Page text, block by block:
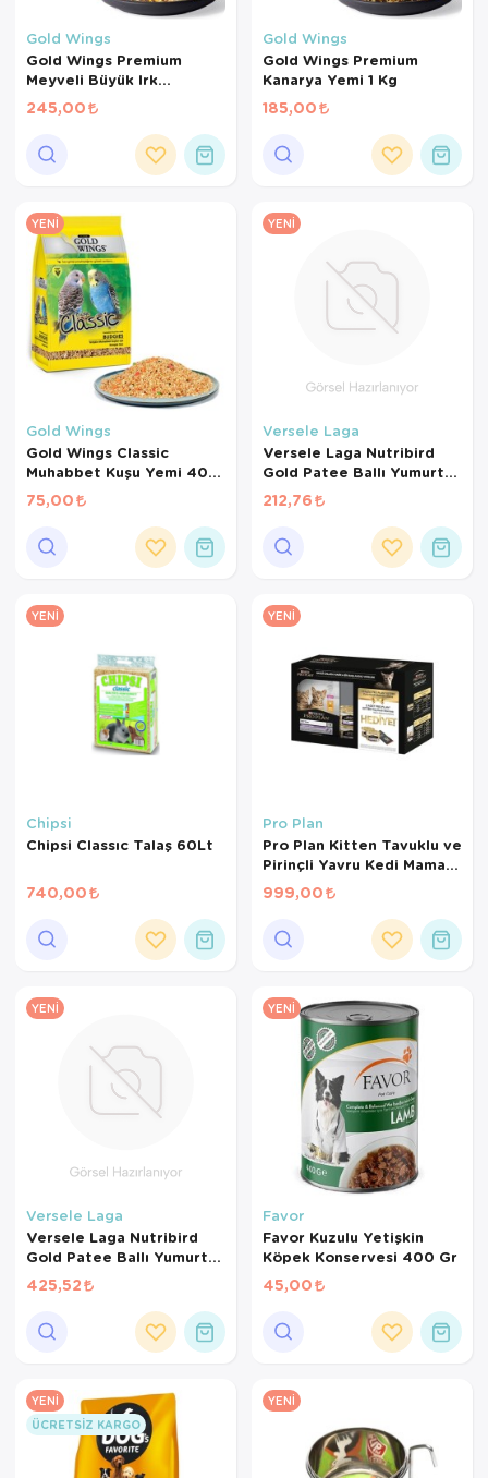
Gold Wings
Gold Wings Premium
Meyveli Büyük Irk
Papağan Yemi 1000 Gr
245,00
Gold Wings
Gold Wings Premium
Kanarya Yemi 1 Kg
185,00
YENI
Gold Wings
Gold Wings Classic
Muhabbet Kuşu Yemi 400
Gr
75,00
YENI
Versele Laga
Versele Laga Nutribird
Gold Patee Ballı Yumurtalı
Kanarya Maması (500 GR
BÖLÜNMÜŞ)
212,76
YENI
Chipsi
Chipsi Classıc Talaş 60Lt
740,00
YENI
Pro Plan
Pro Plan Kitten Tavuklu ve
Pirinçli Yavru Kedi Maması
1,5 Kg+2*85Gr
999,00
YENI
Versele Laga
Versele Laga Nutribird
Gold Patee Ballı Yumurtalı
Kanarya Maması (1 KG
BÖLÜNMÜŞ)
425,52
YENI
Favor
Favor Kuzulu Yetişkin
Köpek Konservesi 400 Gr
45,00
YENI
ÜCRETSIZ KARGO
YENI